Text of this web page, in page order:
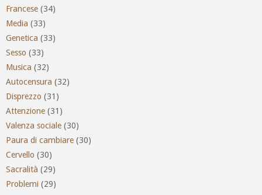
Francese (34)
Media (33)
Genetica (33)
Sesso (33)
Musica (32)
Autocensura (32)
Disprezzo (31)
Attenzione (31)
Valenza sociale (30)
Paura di cambiare (30)
Cervello (30)
Sacralità (29)
Problemi (29)